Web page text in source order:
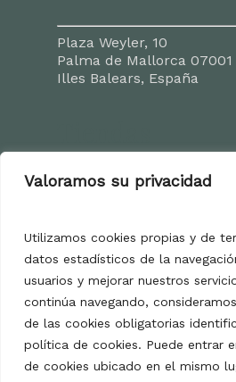
Valoramos su privacidad
Utilizamos cookies propias y de
datos estadísticos de la
usuarios y mejorar nuestros
continúa navegando,
de las cookies obligatorias
política de cookies. Puede entrar
de cookies ubicado en el mismo
Plaza Weyler, 10
Palma de Mallorca 07001
Illes Balears, España
Carrer de Jaume II
Palma de Mallorca 07001
Calle Acapulco, 2
Playa de Palma 07610
Illes Balears, España
Contacto